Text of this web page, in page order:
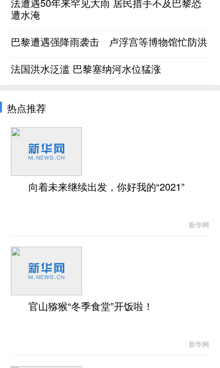
遭水淹
巴黎遭遇强降雨袭击 卢浮宫等博物馆忙防洪
法国洪水泛滥 巴黎塞纳河水位猛涨
热点推荐
向着未来继续出发，你好我的“2021”
新华网
官山猕猴“冬季食堂”开饭啦！
新华网